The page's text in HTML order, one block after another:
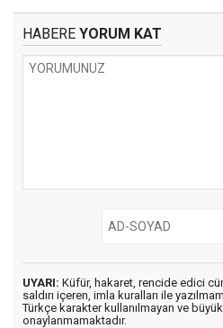
HABERE YORUM KAT
UYARI: Küfür, hakaret, rencide edici
saldırı içeren, imla kuralları ile
Türkçe karakter kullanılmayan ve
onaylanmamaktadır.